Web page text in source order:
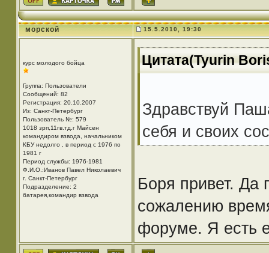
морской 15.5.2010, 19:30
курс молодого бойца
Группа: Пользователи
Сообщений: 82
Регистрация: 20.10.2007
Из: Санкт-Петербург
Пользователь №: 579
1018 зрп,11гв.тд.г Майсен
командиром взвода, начальником
КБУ недолго , в период с 1976 по
1981 г
Период службы: 1976-1981
Ф.И.О.:Иванов Павел Николаевич
г. Санкт-Петербург
Подразделение: 2
батарея,командир взвода
Цитата(Tyurin
Здравствуй
себя и своих
Боря привет. Да
сожалению
форуме. Я есть